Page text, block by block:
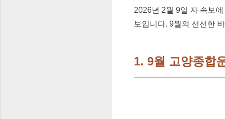
2026년 2월 9일 자 속보
보입니다. 9월의 선선한
1. 9월 고양종합